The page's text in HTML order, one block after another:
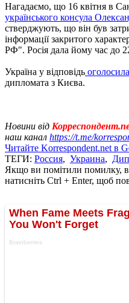
Нагадаємо, що 16 квітня в
українського консула
стверджують, що він був
інформації закритого
РФ". Росія дала йому час до
Україна у відповідь
дипломата з Києва.
Новини від
наш канал https://t.me/
Читайте Korrespondent.net в
ТЕГИ: Россия, Украина,
Якщо ви помітили помилку,
натисніть Ctrl + Enter, щоб